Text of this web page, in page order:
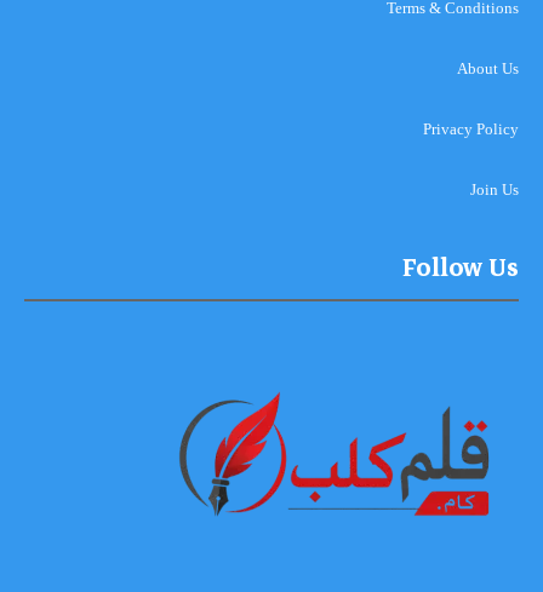
Terms & Conditions
About Us
Privacy Policy
Join Us
Follow Us